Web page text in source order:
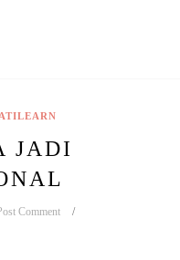
JADI
Comment